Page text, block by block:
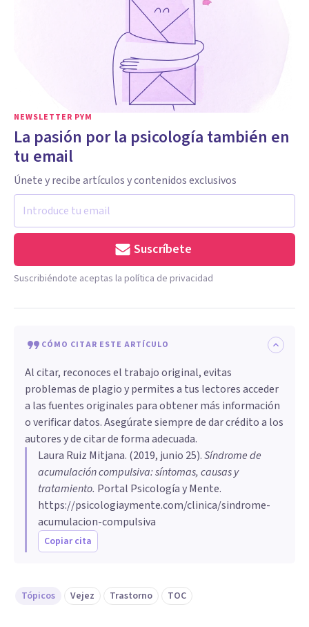
NEWSLETTER PYM
La pasión por la psicología también en
tu email
Únete y recibe artículos y contenidos exclusivos
Suscríbete
Suscribiéndote aceptas la política de privacidad
CÓMO CITAR ESTE ARTÍCULO
Al citar, reconoces el trabajo original, evitas
problemas de plagio y permites a tus lectores acceder
a las fuentes originales para obtener más información
o verificar datos. Asegúrate siempre de dar crédito a los
autores y de citar de forma adecuada.
Laura Ruiz Mitjana. (2019, junio 25).Síndrome de
acumulación compulsiva: síntomas, causas y
tratamiento. Portal Psicología y Mente.
https://psicologiaymente.com/clinica/sindrome-
acumulacion-compulsiva
Copiar cita
Tópicos Vejez Trastorno TOC